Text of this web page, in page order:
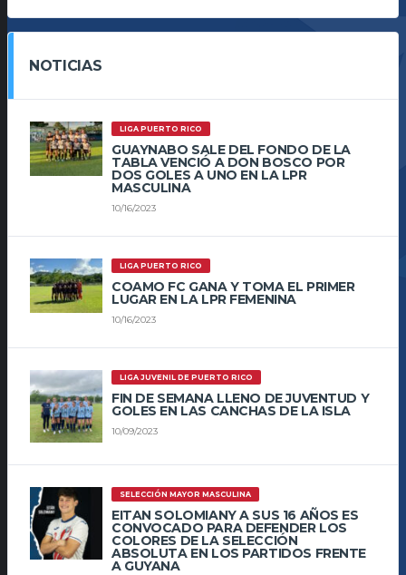
NOTICIAS
LIGA PUERTO RICO
GUAYNABO SALE DEL FONDO DE LA
TABLA VENCIÓ A DON BOSCO POR
DOS GOLES A UNO EN LA LPR
MASCULINA
10/16/2023
LIGA PUERTO RICO
COAMO FC GANA Y TOMA EL PRIMER
LUGAR EN LA LPR FEMENINA
10/16/2023
LIGA JUVENIL DE PUERTO RICO
FIN DE SEMANA LLENO DE JUVENTUD Y
GOLES EN LAS CANCHAS DE LA ISLA
10/09/2023
SELECCIÓN MAYOR MASCULINA
EITAN SOLOMIANY A SUS 16 AÑOS ES
CONVOCADO PARA DEFENDER LOS
COLORES DE LA SELECCIÓN
ABSOLUTA EN LOS PARTIDOS FRENTE
A GUYANA